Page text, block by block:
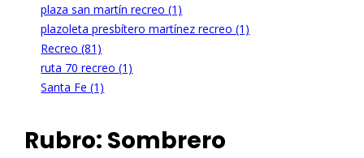
plaza san martín recreo (1)
plazoleta presbítero martínez recreo (1)
Recreo (81)
ruta 70 recreo (1)
Santa Fe (1)
Rubro: Sombrero